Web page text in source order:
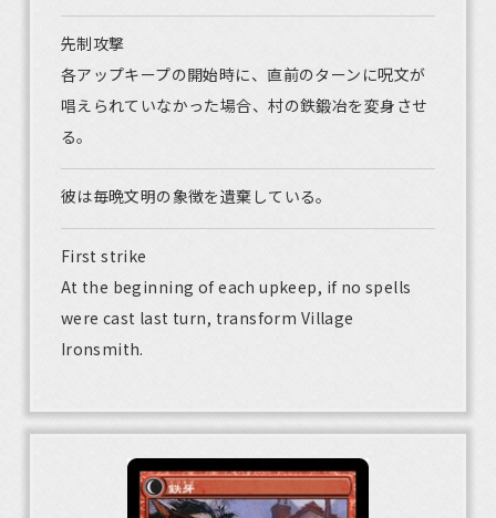
先制攻撃
各アップキープの開始時に、直前のターンに呪文が
唱えられていなかった場合、村の鉄鍛冶を変身させ
る。
彼は毎晩文明の象徴を遺棄している。
First strike
At the beginning of each upkeep, if no spells
were cast last turn, transform Village
Ironsmith.